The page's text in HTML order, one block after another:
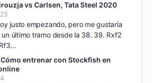
vs Carlsen, Tata Steel 2020
justo empezando, pero me gustaría
un último tramo desde la 38. 39. Rxf2
Cómo entrenar con Stockfish en